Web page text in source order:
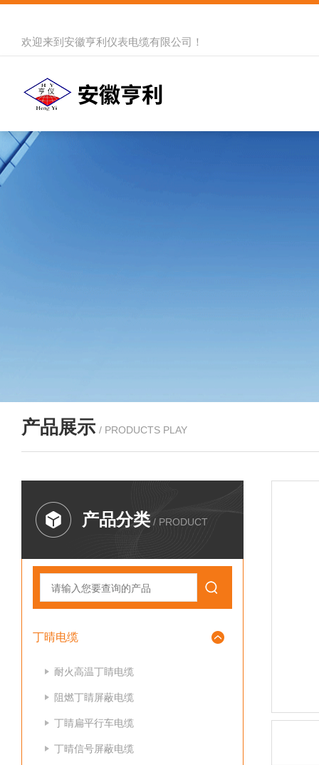
欢迎来到 安徽亨利仪表电缆有限公司 ！
产品展示 / PRODUCTS PLAY
产品分类 / PRODUCT
丁晴电缆
耐火高温丁睛电缆
阻燃丁睛屏蔽电缆
丁睛扁平行车电缆
丁晴信号屏蔽电缆